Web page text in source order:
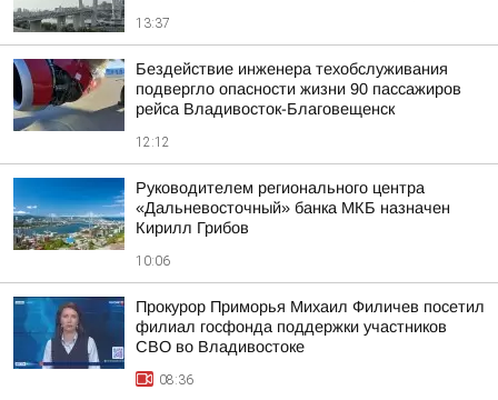
13:37
Бездействие инженера техобслуживания
подвергло опасности жизни 90 пассажиров
рейса Владивосток-Благовещенск
12:12
Руководителем регионального центра
«Дальневосточный» банка МКБ назначен
Кирилл Грибов
10:06
Прокурор Приморья Михаил Филичев посетил
филиал госфонда поддержки участников
СВО во Владивостоке
08:36